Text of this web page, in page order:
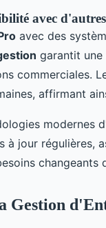
avec d'autres
avec des
garantit
commerciales.
affirmant
modernes
à jour régulières,
changeants
Gestion